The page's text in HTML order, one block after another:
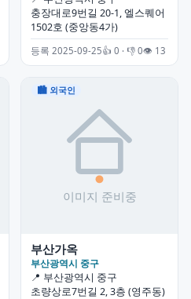
충장대로9번길 20-1, 엘스퀘어
1502호 (중앙동4가)
등록 2025-09-25👍 0 · 👎 0👁 13
🏙 외국인
부산가옥
부산광역시 중구
📍 부산광역시 중구
초량상로7번길 2, 3층 (영주동)